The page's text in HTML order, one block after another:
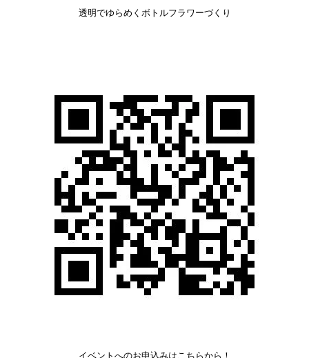
透明でゆらめくボトルフラワーづくり
イベントへのお申込みはこちらから！